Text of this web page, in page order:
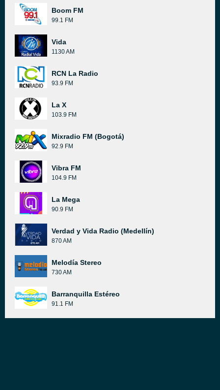
Boom FM
99.1 FM
Vida
1130 AM
RCN La Radio
93.9 FM
La X
103.9 FM
Mixradio FM (Bogotá)
92.9 FM
Vibra FM
104.9 FM
La Mega
90.9 FM
Verdad y Vida Radio (Medellín)
870 AM
Melodía Stereo
730 AM
Barranquilla Estéreo
91.1 FM